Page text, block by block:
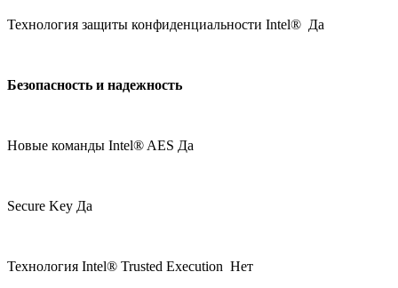
Технология защиты конфиденциальности Intel® Да
Безопасность и надежность
Новые команды Intel® AES Да
Secure Key Да
Технология Intel® Trusted Execution Нет